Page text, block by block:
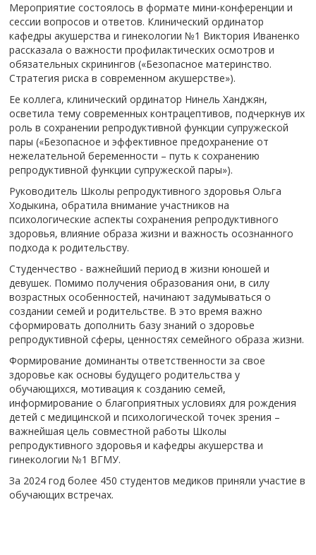
Мероприятие состоялось в формате мини-конференции и
сессии вопросов и ответов. Клинический ординатор
кафедры акушерства и гинекологии №1 Виктория Иваненко
рассказала о важности профилактических осмотров и
обязательных скринингов («Безопасное материнство.
Стратегия риска в современном акушерстве»).
Ее коллега, клинический ординатор Нинель Ханджян,
осветила тему современных контрацептивов, подчеркнув их
роль в сохранении репродуктивной функции супружеской
пары («Безопасное и эффективное предохранение от
нежелательной беременности – путь к сохранению
репродуктивной функции супружеской пары»).
Руководитель Школы репродуктивного здоровья Ольга
Ходыкина, обратила внимание участников на
психологические аспекты сохранения репродуктивного
здоровья, влияние образа жизни и важность осознанного
подхода к родительству.
Студенчество - важнейший период в жизни юношей и
девушек. Помимо получения образования они, в силу
возрастных особенностей, начинают задумываться о
создании семей и родительстве. В это время важно
сформировать дополнить базу знаний о здоровье
репродуктивной сферы, ценностях семейного образа жизни.
Формирование доминанты ответственности за свое
здоровье как основы будущего родительства у
обучающихся, мотивация к созданию семей,
информирование о благоприятных условиях для рождения
детей с медицинской и психологической точек зрения –
важнейшая цель совместной работы Школы
репродуктивного здоровья и кафедры акушерства и
гинекологии №1 ВГМУ.
За 2024 год более 450 студентов медиков приняли участие в
обучающих встречах.